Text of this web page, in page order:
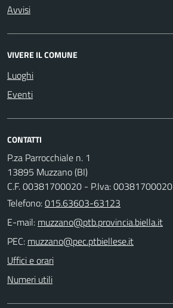
Avvisi
VIVERE IL COMUNE
Luoghi
Eventi
CONTATTI
P.za Parrocchiale n. 1
13895 Muzzano (BI)
C.F. 00381700020 - P.Iva: 00381700020
Telefono:015.63603-63123
E-mail:
PEC:
Uffici e orari
Numeri utili